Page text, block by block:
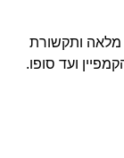
מלאה ותקשורת
ועד סופו.